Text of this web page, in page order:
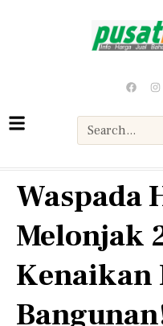
Waspada
Melonjak
Kenaikan